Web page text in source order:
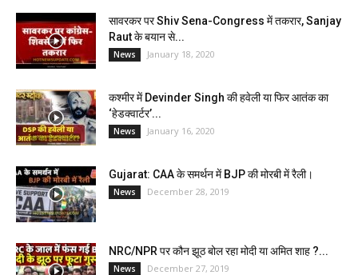
सावरकर पर Shiv Sena-Congress में तकरार, Sanjay
Raut के बयान से...
News January 18, 2020
कश्मीर में Devinder Singh की हवेली या फिर आतंक का
‘हेडक्वार्टर’...
News January 16, 2020
Gujarat: CAA के समर्थन में BJP की मोरबी में रैली।
News December 28, 2019
NRC/NPR पर कौन झूठ बोल रहा मोदी या अमित शाह ?...
News December 27, 2019